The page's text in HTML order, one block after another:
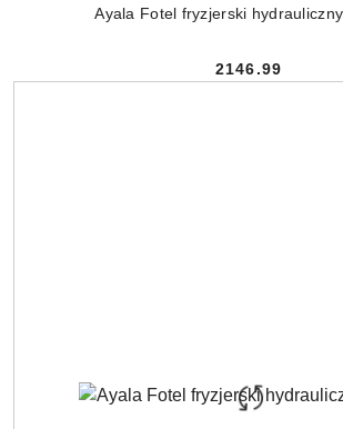
Ayala Fotel fryzjerski
Cena:
2146.99